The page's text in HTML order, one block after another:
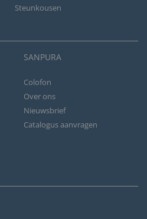
Steunkousen
SANPURA
Colofon
Over ons
Nieuwsbrief
Catalogus aanvragen